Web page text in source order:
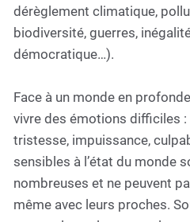
dérèglement climatique,
biodiversité, guerres,
démocratique…).
Face à un monde en
vivre des émotions difficiles :
tristesse, impuissance,
sensibles à l’état du monde
nombreuses et ne peuvent
même avec leurs proches.